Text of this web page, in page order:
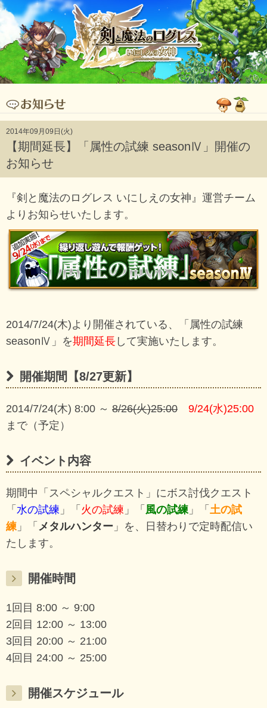
2014年09月09日(火)
【期間延長】「属性の試練 seasonⅣ」開催の
お知らせ
『剣と魔法のログレス いにしえの女神』運営チーム
よりお知らせいたします。
2014/7/24(木)より開催されている、「属性の試練
seasonⅣ」を期間延長 して実施いたします。
開催期間【8/27更新】
2014/7/24(木) 8:00 ～ 8/26(火)25:00
9/24(水)25:00
まで（予定）
イベント内容
期間中「スペシャルクエスト」にボス討伐クエスト
「 水の試練 」「 火の試練 」「 風の試練 」「 土の試
練 」「 メタルハンター 」を、日替わりで定時配信い
たします。
開催時間
1回目 8:00 ～ 9:00
2回目 12:00 ～ 13:00
3回目 20:00 ～ 21:00
4回目 24:00 ～ 25:00
開催スケジュール